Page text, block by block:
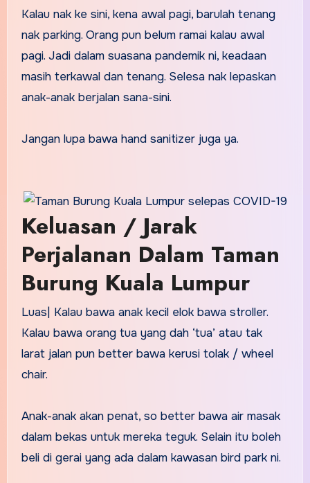
Kalau nak ke sini, kena awal pagi, barulah tenang
nak parking. Orang pun belum ramai kalau awal
pagi. Jadi dalam suasana pandemik ni, keadaan
masih terkawal dan tenang. Selesa nak lepaskan
anak-anak berjalan sana-sini.
Jangan lupa bawa hand sanitizer juga ya.
Keluasan / Jarak
Perjalanan Dalam Taman
Burung Kuala Lumpur
Luas| Kalau bawa anak kecil elok bawa stroller.
Kalau bawa orang tua yang dah ‘tua’ atau tak
larat jalan pun better bawa kerusi tolak / wheel
chair.
Anak-anak akan penat, so better bawa air masak
dalam bekas untuk mereka teguk. Selain itu boleh
beli di gerai yang ada dalam kawasan bird park ni.